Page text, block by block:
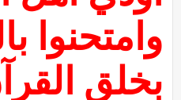
وامتحنوا
بخلق